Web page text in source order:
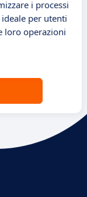
i processi
per utenti
loro operazioni